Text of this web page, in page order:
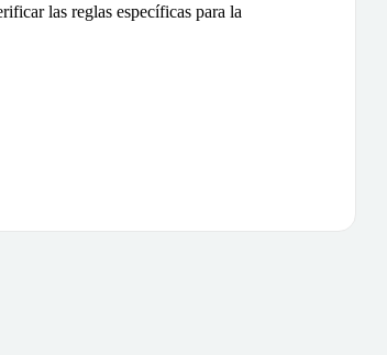
las reglas específicas para la